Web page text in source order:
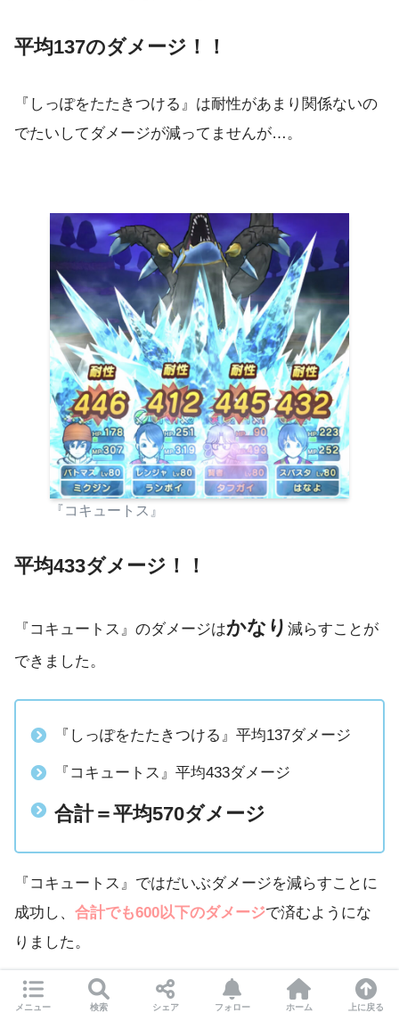
平均137のダメージ！！
『しっぽをたたきつける』は耐性があまり関係ないの
でたいしてダメージが減ってませんが…。
『コキュートス』
平均433ダメージ！！
『コキュートス』のダメージはかなり 減らすことが
できました。
『しっぽをたたきつける』平均137ダメージ
『コキュートス』平均433ダメージ
合計＝平均570ダメージ
『コキュートス』ではだいぶダメージを減らすことに
成功し、 合計でも600以下のダメージで済むようにな
りました。
対策なしだと合計約750ダメージですか
メニュー 検索 シェア フォロー ホーム 上に戻る